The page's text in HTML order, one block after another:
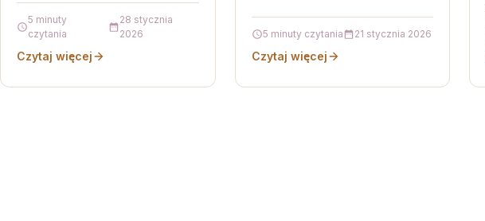
5 minuty
czytania
28 stycznia
2026
Czytaj więcej
5 minuty czytania 21 stycznia 2026
Czytaj więcej